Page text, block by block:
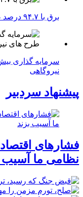
برق با ۹۴.۷ درصد صدرنشین تورم تابستانی!
سرمایه گذاری
نیروگاهی
پیشنهاد سردبیر
فشارهای
نظامی ما آسیب